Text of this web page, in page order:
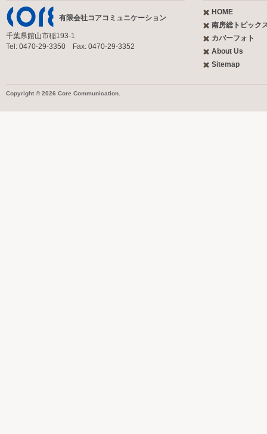
有限会社コアコミュニケーション
千葉県館山市稲193-1
Tel: 0470-29-3350 Fax: 0470-29-3352
HOME
南房総トピック
カバーフォト
About Us
Sitemap
Copyright © 2026 Core Communication.